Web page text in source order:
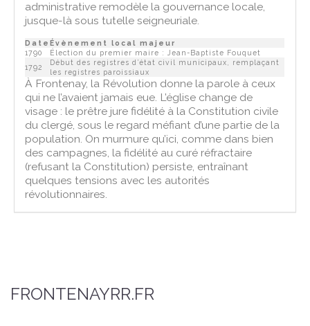
administrative remodèle la gouvernance locale,
jusque-là sous tutelle seigneuriale.
DateÉvènement local majeur
1790
Élection du premier maire : Jean-Baptiste Fouquet
1792
Début des registres d’état civil municipaux, remplaçant
les registres paroissiaux
À Frontenay, la Révolution donne la parole à ceux
qui ne l’avaient jamais eue. L’église change de
visage : le prêtre jure fidélité à la Constitution civile
du clergé, sous le regard méfiant d’une partie de la
population. On murmure qu’ici, comme dans bien
des campagnes, la fidélité au curé réfractaire
(refusant la Constitution) persiste, entraînant
quelques tensions avec les autorités
révolutionnaires.
FRONTENAYRR.FR